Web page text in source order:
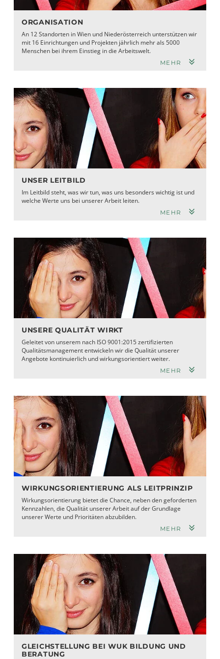
ORGANISATION
An 12 Standorten in Wien und Niederöster­reich unterstützen wir
mit 16 Einrichtungen und Projekten jährlich mehr als 5000
Menschen bei ihrem Ein­stieg in die Arbeitswelt.
MEHR
UNSER LEITBILD
Im Leitbild steht, was wir tun, was uns besonders wichtig ist und
welche Werte uns bei unserer Arbeit leiten.
MEHR
UNSERE QUALITÄT WIRKT
Geleitet von unserem nach ISO 9001:2015 zertifizierten
Qualitätsmanagement entwickeln wir die Qualität unserer
Angebote kontinuierlich und wirkungsorientiert weiter.
MEHR
WIRKUNGSORIENTIERUNG ALS LEITPRINZIP
Wirkungsorientierung bietet die Chance, neben den geforderten
Kennzahlen, die Qualität unserer Arbeit auf der Grundlage
unserer Werte und Prioritäten abzubilden.
MEHR
GLEICHSTELLUNG BEI WUK BILDUNG UND
BERATUNG